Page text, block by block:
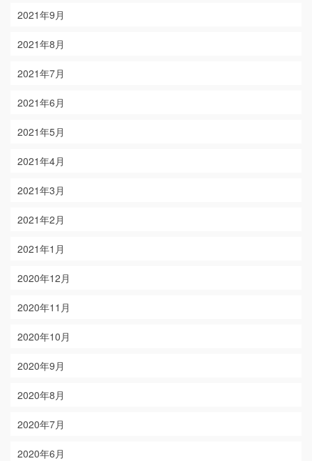
2021年9月
2021年8月
2021年7月
2021年6月
2021年5月
2021年4月
2021年3月
2021年2月
2021年1月
2020年12月
2020年11月
2020年10月
2020年9月
2020年8月
2020年7月
2020年6月